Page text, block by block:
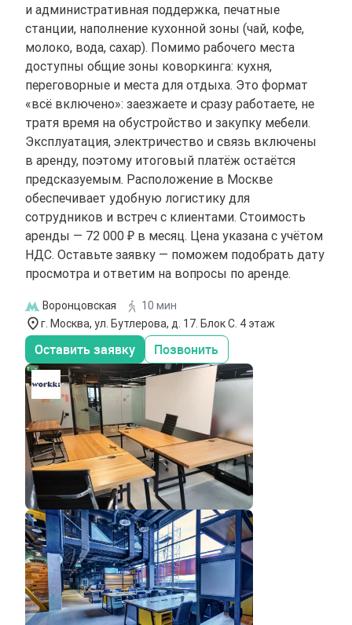
и административная поддержка, печатные
станции, наполнение кухонной зоны (чай, кофе,
молоко, вода, сахар). Помимо рабочего места
доступны общие зоны коворкинга: кухня,
переговорные и места для отдыха. Это формат
«всё включено»: заезжаете и сразу работаете, не
тратя время на обустройство и закупку мебели.
Эксплуатация, электричество и связь включены
в аренду, поэтому итоговый платёж остаётся
предсказуемым. Расположение в Москве
обеспечивает удобную логистику для
сотрудников и встреч с клиентами. Стоимость
аренды — 72 000 ₽ в месяц. Цена указана с учётом
НДС. Оставьте заявку — поможем подобрать дату
просмотра и ответим на вопросы по аренде.
Воронцовская
10 мин
г. Москва, ул. Бутлерова, д. 17. Блок С. 4 этаж
Оставить заявку Позвонить